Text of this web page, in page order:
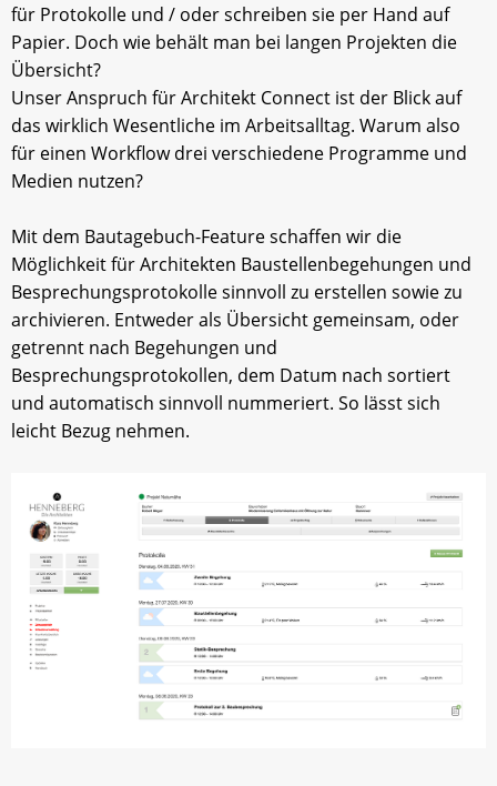
für Protokolle und / oder schreiben sie per Hand auf
Papier. Doch wie behält man bei langen Projekten die
Übersicht?
Unser Anspruch für Architekt Connect ist der Blick auf
das wirklich Wesentliche im Arbeitsalltag. Warum also
für einen Workflow drei verschiedene Programme und
Medien nutzen?
Mit dem Bautagebuch-Feature schaffen wir die
Möglichkeit für Architekten Baustellenbegehungen und
Besprechungsprotokolle sinnvoll zu erstellen sowie zu
archivieren. Entweder als Übersicht gemeinsam, oder
getrennt nach Begehungen und
Besprechungsprotokollen, dem Datum nach sortiert
und automatisch sinnvoll nummeriert. So lässt sich
leicht Bezug nehmen.